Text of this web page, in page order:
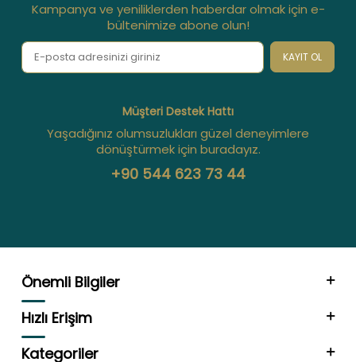
Kampanya ve yeniliklerden haberdar olmak için e-
bültenimize abone olun!
KAYIT OL
Müşteri Destek Hattı
Yaşadığınız olumsuzlukları güzel deneyimlere
dönüştürmek için buradayız.
+90 544 623 73 44
Önemli Bilgiler
Hızlı Erişim
Kategoriler